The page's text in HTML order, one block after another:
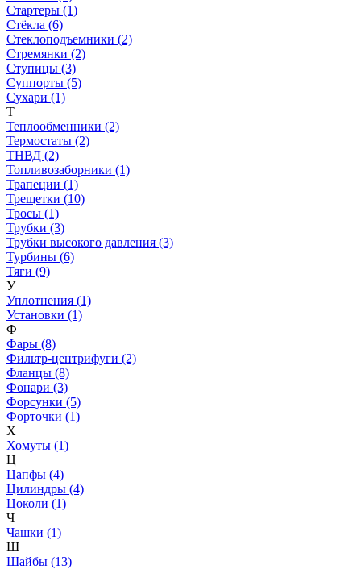
Стартеры (1)
Стёкла (6)
Стеклоподъемники (2)
Стремянки (2)
Ступицы (3)
Суппорты (5)
Сухари (1)
Т
Теплообменники (2)
Термостаты (2)
ТНВД (2)
Топливозаборники (1)
Трапеции (1)
Трещетки (10)
Тросы (1)
Трубки (3)
Трубки высокого давления (3)
Турбины (6)
Тяги (9)
У
Уплотнения (1)
Установки (1)
Ф
Фары (8)
Фильтр-центрифуги (2)
Фланцы (8)
Фонари (3)
Форсунки (5)
Форточки (1)
Х
Хомуты (1)
Ц
Цапфы (4)
Цилиндры (4)
Цоколи (1)
Ч
Чашки (1)
Ш
Шайбы (13)